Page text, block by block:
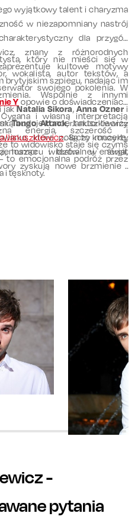
wyjątkowy talent i charyzma
w niezapomniany nastrój
dla przygód
znany z różnorodnych
kultowe motywy
brytyjskim szpiegu, nadając im
Wspólnie z innymi
jakNatalia Sikora, Anna Ozner i
Tango Attack, Januszkiewicz
które połączy muzykę,
widzów w świat
który nie mieści się w
wokalista, autor tekstów, a
swojego pokolenia. W
Y opowie o doświadczeniach
i własną interpretacją
energia, szczerość i
to widowisko staje się czymś
to emocjonalna podróż przez
i tęsknoty.
buduje koncert aktor tworzy
Januszkiewicz. Są to koncerty
humoru i teatralnej energii,
zyskują nowe brzmienie i
-
pytania